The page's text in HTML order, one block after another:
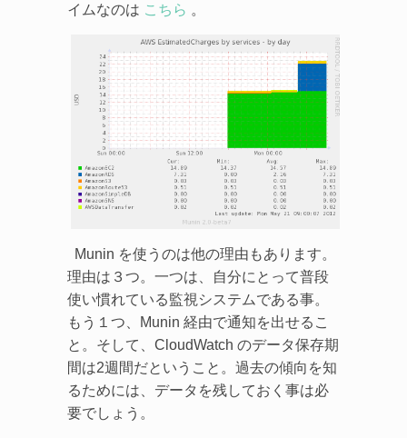
イムなのは こちら 。
Munin を使うのは他の理由もあります。
理由は３つ。一つは、自分にとって普段
使い慣れている監視システムである事。
もう１つ、Munin 経由で通知を出せるこ
と。そして、CloudWatch のデータ保存期
間は2週間だということ。過去の傾向を知
るためには、データを残しておく事は必
要でしょう。